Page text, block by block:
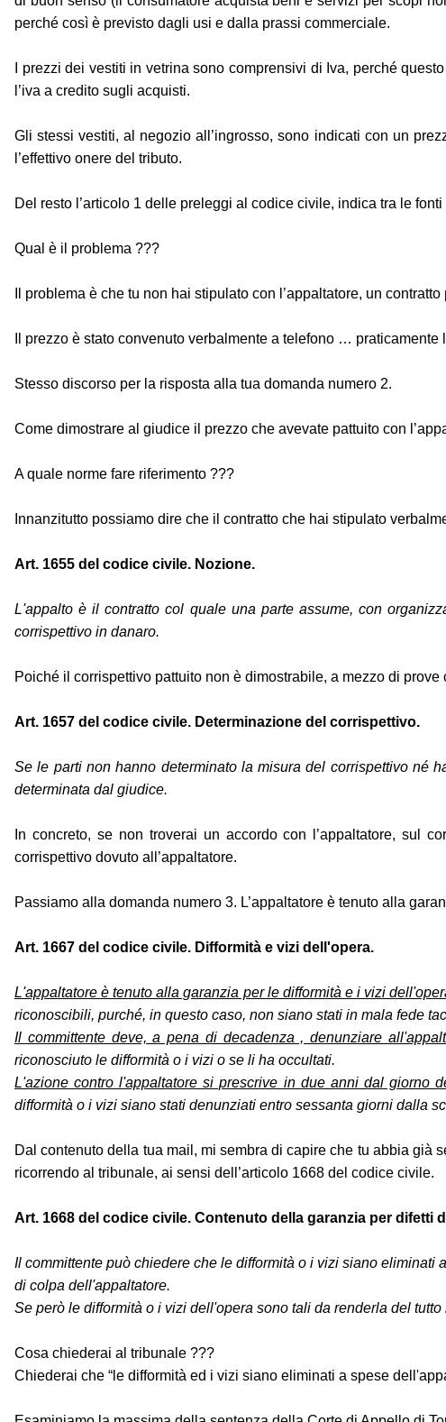
perché così è previsto dagli usi e dalla prassi commerciale.
I prezzi dei vestiti in vetrina sono comprensivi di Iva, perché
l’iva a credito sugli acquisti.
Gli stessi vestiti, al negozio all’ingrosso, sono indicati con un
l’effettivo onere del tributo.
Del resto l’articolo 1 delle preleggi al codice civile, indica tra le
Qual è il problema ???
Il problema è che tu non hai stipulato con l’appaltatore, un
Il prezzo è stato convenuto verbalmente a telefono …
Stesso discorso per la risposta alla tua domanda numero 2.
Come dimostrare al giudice il prezzo che avevate pattuito con
A quale norme fare riferimento ???
Innanzitutto possiamo dire che il contratto che hai stipulato
Art. 1655 del codice civile. Nozione.
L'appalto è il contratto col quale una parte assume, con
corrispettivo in danaro.
Poiché il corrispettivo pattuito non è dimostrabile, a mezzo di
Art. 1657 del codice civile. Determinazione del corrispettivo.
Se le parti non hanno determinato la misura del corrispettivo né
determinata dal giudice.
In concreto, se non troverai un accordo con l’appaltatore, sul
corrispettivo dovuto all’appaltatore.
Passiamo alla domanda numero 3. L’appaltatore è tenuto alla
Art. 1667 del codice civile. Difformità e vizi dell'opera.
L'appaltatore è tenuto alla garanzia per le difformità e i vizi
riconoscibili, purché, in questo caso, non siano stati in mala fede
Il committente deve, a pena di decadenza , denunziare
riconosciuto le difformità o i vizi o se li ha occultati.
L'azione contro l'appaltatore si prescrive in due anni dal giorno
difformità o i vizi siano stati denunziati entro sessanta giorni dalla
Dal contenuto della tua mail, mi sembra di capire che tu abbia già
ricorrendo al tribunale, ai sensi dell’articolo 1668 del codice civile.
Art. 1668 del codice civile. Contenuto della garanzia per difetti
Il committente può chiedere che le difformità o i vizi siano
di colpa dell'appaltatore.
Se però le difformità o i vizi dell'opera sono tali da renderla del
Cosa chiederai al tribunale ???
Chiederai che “le difformità ed i vizi siano eliminati a spese